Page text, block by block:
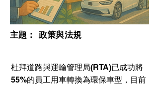
​主題： 政策與法規
杜拜道路與運輸管理局(RTA)已成功將
55%的員工用車轉換為環保車型，目前